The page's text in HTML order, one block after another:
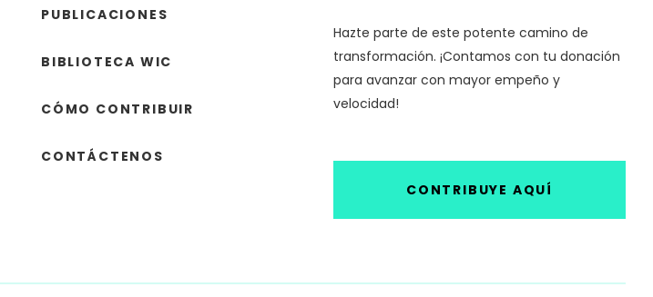
PUBLICACIONES
BIBLIOTECA WIC
CÓMO CONTRIBUIR
CONTÁCTENOS
Hazte parte de este potente camino de
transformación. ¡Contamos con tu donación
para avanzar con mayor empeño y
velocidad!
CONTRIBUYE AQUÍ